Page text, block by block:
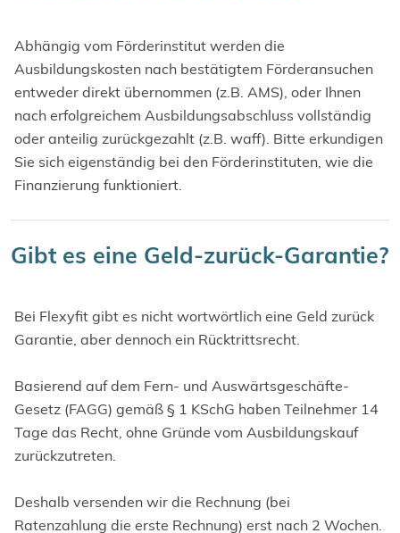
Abhängig vom Förderinstitut werden die
Ausbildungskosten nach bestätigtem Förderansuchen
entweder direkt übernommen (z.B. AMS), oder Ihnen
nach erfolgreichem Ausbildungsabschluss vollständig
oder anteilig zurückgezahlt (z.B. waff). Bitte erkundigen
Sie sich eigenständig bei den Förderinstituten, wie die
Finanzierung funktioniert.
Gibt es eine Geld-zurück-Garantie?
Bei Flexyfit gibt es nicht wortwörtlich eine Geld zurück
Garantie, aber dennoch ein Rücktrittsrecht.
Basierend auf dem Fern- und Auswärtsgeschäfte-
Gesetz (FAGG) gemäß § 1 KSchG haben Teilnehmer 14
Tage das Recht, ohne Gründe vom Ausbildungskauf
zurückzutreten.
Deshalb versenden wir die Rechnung (bei
Ratenzahlung die erste Rechnung) erst nach 2 Wochen.